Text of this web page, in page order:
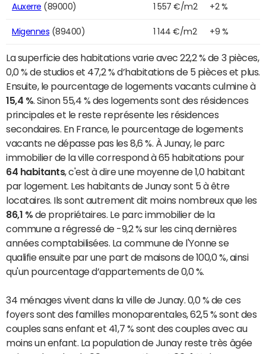
Auxerre (89000) 1 557 €/m2 +2 %
Migennes (89400) 1 144 €/m2 +9 %
La superficie des habitations varie avec 22,2 % de 3 pièces,
0,0 % de studios et 47,2 % d’habitations de 5 pièces et plus.
Ensuite, le pourcentage de logements vacants culmine à
15,4 % . Sinon 55,4 % des logements sont des résidences
principales et le reste représente les résidences
secondaires. En France, le pourcentage de logements
vacants ne dépasse pas les 8,6 %. À Junay, le parc
immobilier de la ville correspond à 65 habitations pour
64 habitants, c'est à dire une moyenne de 1,0 habitant
par logement. Les habitants de Junay sont 5 à être
locataires. Ils sont autrement dit moins nombreux que les
86,1 % de propriétaires. Le parc immobilier de la
commune a régressé de -9,2 % sur les cinq dernières
années comptabilisées. La commune de l'Yonne se
qualifie ensuite par une part de maisons de 100,0 %, ainsi
qu'un pourcentage d’appartements de 0,0 %.
34 ménages vivent dans la ville de Junay. 0,0 % de ces
foyers sont des familles monoparentales, 62,5 % sont des
couples sans enfant et 41,7 % sont des couples avec au
moins un enfant. La population de Junay reste très âgée